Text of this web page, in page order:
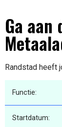
Ga
Randstad heeft
Functie:
Startdatum: